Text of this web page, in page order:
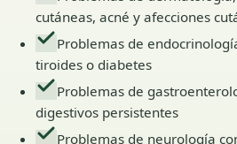
cutáneas, acné y afecciones
Problemas de
tiroides o diabetes
Problemas de
digestivos persistentes
Problemas de neurología